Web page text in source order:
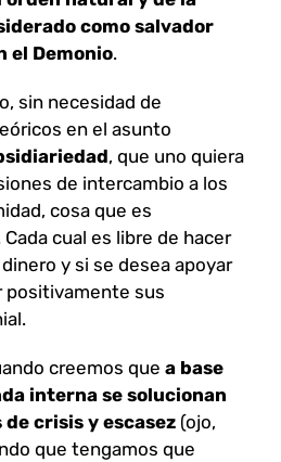
como salvador
el Demonio.
sin necesidad de
en el asunto
, que uno quiera
de intercambio a los
cosa que es
cual es libre de hacer
y si se desea apoyar
positivamente sus
creemos que a base
interna se solucionan
crisis y escasez (ojo,
que tengamos que